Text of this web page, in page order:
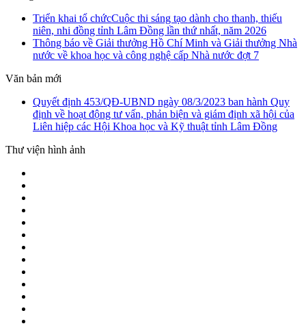
Triển khai tổ chứcCuộc thi sáng tạo dành cho thanh, thiếu
niên, nhi đồng tỉnh Lâm Đồng lần thứ nhất, năm 2026
Thông báo về Giải thưởng Hồ Chí Minh và Giải thưởng Nhà
nước về khoa học và công nghệ cấp Nhà nước đợt 7
Văn bản mới
Quyết định 453/QĐ-UBND ngày 08/3/2023 ban hành Quy
định về hoạt động tư vấn, phản biện và giám định xã hội của
Liên hiệp các Hội Khoa học và Kỹ thuật tỉnh Lâm Đồng
Thư viện hình ảnh